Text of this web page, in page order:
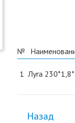
№
1 Луга
Назад